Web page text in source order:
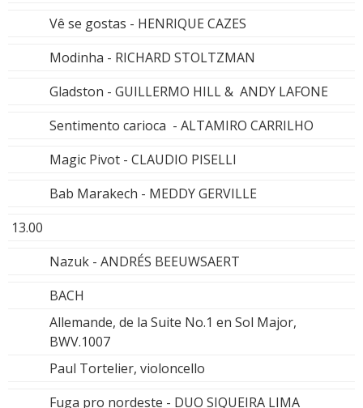
Vê se gostas - HENRIQUE CAZES
Modinha - RICHARD STOLTZMAN
Gladston - GUILLERMO HILL & ANDY LAFONE
Sentimento carioca - ALTAMIRO CARRILHO
Magic Pivot - CLAUDIO PISELLI
Bab Marakech - MEDDY GERVILLE
13.00
Nazuk - ANDRÉS BEEUWSAERT
BACH
Allemande, de la Suite No.1 en Sol Major,
BWV.1007
Paul Tortelier, violoncello
Fuga pro nordeste - DUO SIQUEIRA LIMA